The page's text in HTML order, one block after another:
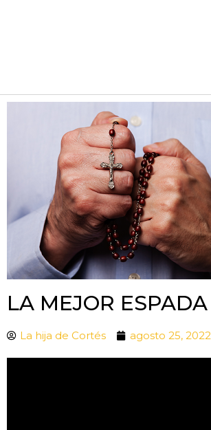
LA MEJOR ESPADA
La hija de Cortés agosto 25, 2022